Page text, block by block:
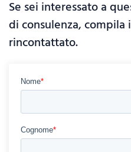
Se sei interessato a
di consulenza,
rincontattato.